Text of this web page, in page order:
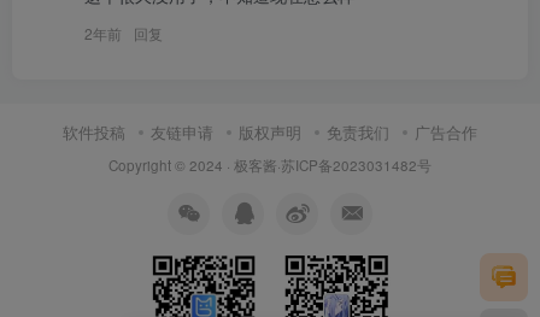
2年前 回复
软件投稿 友链申请 版权声明 免责我们 广告合作
Copyright © 2024 · 极客酱·苏ICP备2023031482号